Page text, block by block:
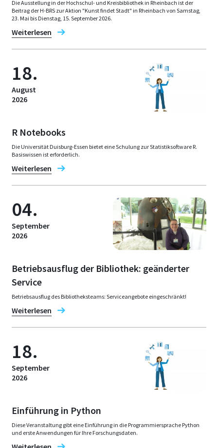
Die Ausstellung in der Hochschul- und Kreisbibliothek in Rheinbach ist der
Beitrag der H-BRS zur Aktion "Kunst findet Stadt" in Rheinbach von Samstag,
23. Mai bis Dienstag, 15. September 2026.
Weiterlesen
18.
August
2026
R Notebooks
Die Universität Duisburg-Essen bietet eine Schulung zur Statistiksoftware R.
Basiswissen ist erforderlich.
Weiterlesen
04.
September
2026
Betriebsausflug der Bibliothek: geänderter
Service
Betriebsausflug des Bibliotheksteams: Serviceangebote eingeschränkt!
Weiterlesen
18.
September
2026
Einführung in Python
Diese Veranstaltung gibt eine Einführung in die Programmiersprache Python
und erste Anwendungen für Ihre Forschungsdaten.